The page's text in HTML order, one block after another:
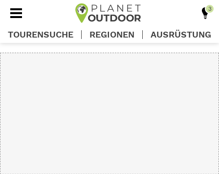
TOURENSUCHE REGIONEN AUSRÜSTUNG